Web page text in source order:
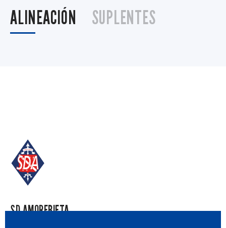
ALINEACIÓN SUPLENTES
SD AMOREBIETA